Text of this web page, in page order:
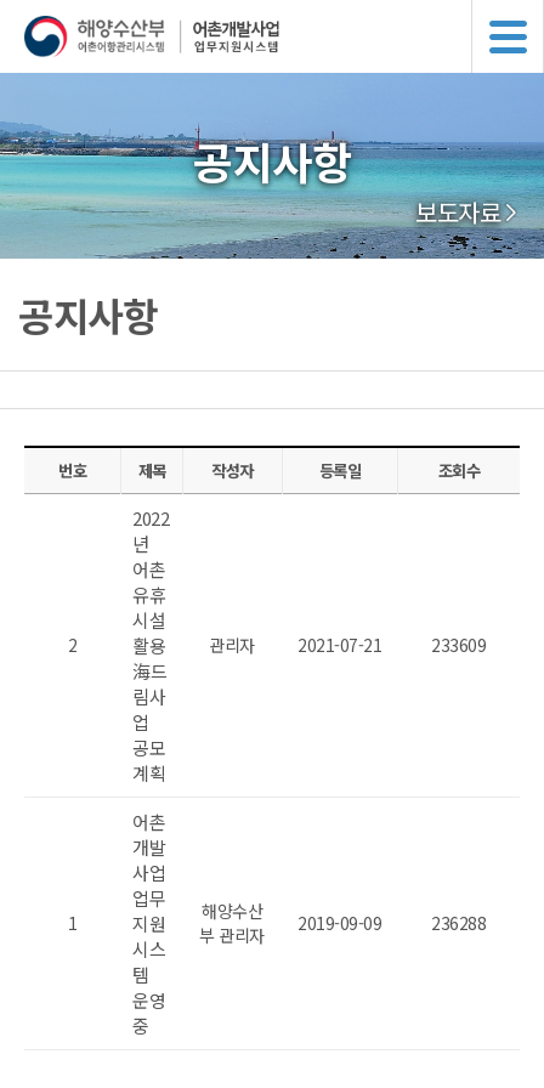
공지사항
보도자료
공지사항
번호 제목 작성자 등록일 조회수
2
2022
년
어촌
유휴
시설
활용
海드
림사
업
공모
계획
관리자 2021-07-21 233609
1
어촌
개발
사업
업무
지원
시스
템
운영
중
해양수산
부 관리자
2019-09-09 236288